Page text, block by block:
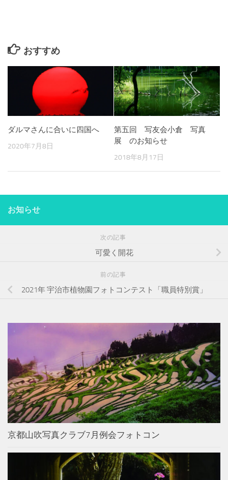
おすすめ
ダルマさんに合いに四国へ
2020年7月8日
第五回 写友会小倉 写真
展 のお知らせ
2018年8月17日
お知らせ
次の記事
可愛く開花
前の記事
2021年 宇治市植物園フォトコンテスト「職員特別賞」
京都山吹写真クラブ7月例会フォトコン